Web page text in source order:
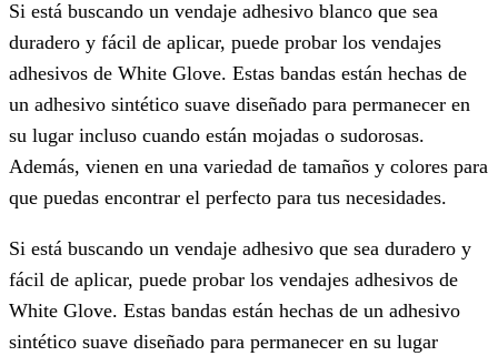
Si está buscando un vendaje adhesivo blanco que sea
duradero y fácil de aplicar, puede probar los vendajes
adhesivos de White Glove. Estas bandas están hechas de
un adhesivo sintético suave diseñado para permanecer en
su lugar incluso cuando están mojadas o sudorosas.
Además, vienen en una variedad de tamaños y colores para
que puedas encontrar el perfecto para tus necesidades.
Si está buscando un vendaje adhesivo que sea duradero y
fácil de aplicar, puede probar los vendajes adhesivos de
White Glove. Estas bandas están hechas de un adhesivo
sintético suave diseñado para permanecer en su lugar